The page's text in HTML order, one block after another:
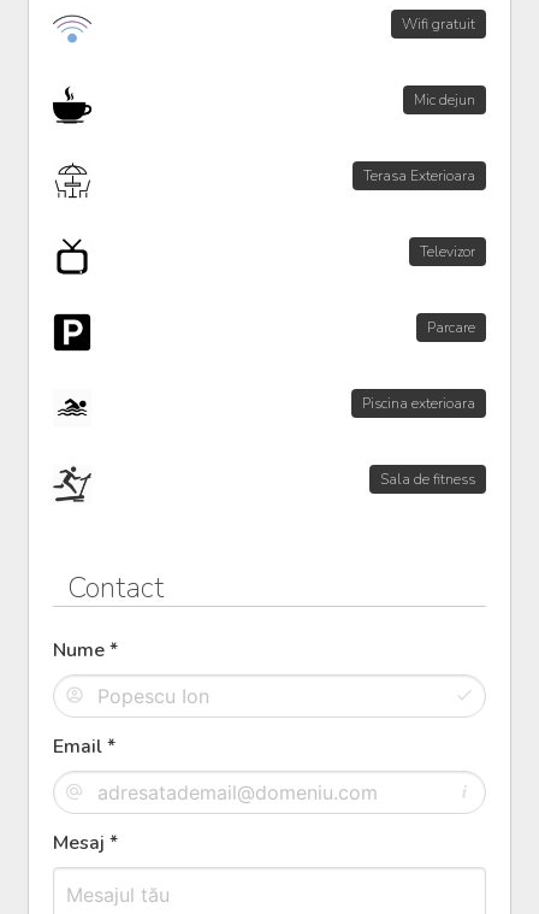
Wifi gratuit
Mic dejun
Terasa Exterioara
Televizor
Parcare
Piscina exterioara
Sala de fitness
Contact
Nume *
Email *
Mesaj *